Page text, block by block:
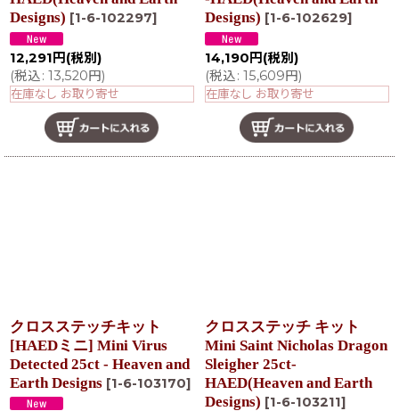
Designs) [1-6-102297]
12,291 円 (税別)
(税込: 13,520円)
在庫なし お取り寄せ
Designs) [1-6-102629]
14,190 円 (税別)
(税込: 15,609円)
在庫なし お取り寄せ
クロスステッチキット
[HAEDミニ] Mini Virus
Detected 25ct - Heaven and
Earth Designs [1-6-103170]
クロスステッチ キット
Mini Saint Nicholas Dragon
Sleigher 25ct-
HAED(Heaven and Earth
Designs) [1-6-103211]